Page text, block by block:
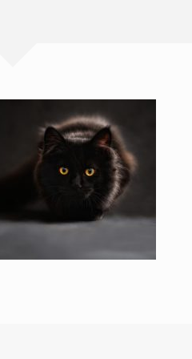
درس برنامه سازی پیشرفته
تجزیه و تحلیل سیستم ها
شبیه سازی کامپیوتری
کار راه شغلی
بانک های اطلاعاتی